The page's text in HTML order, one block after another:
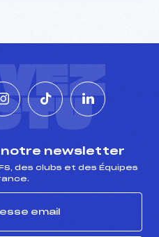
notre newsletter
des clubs et des Équipes